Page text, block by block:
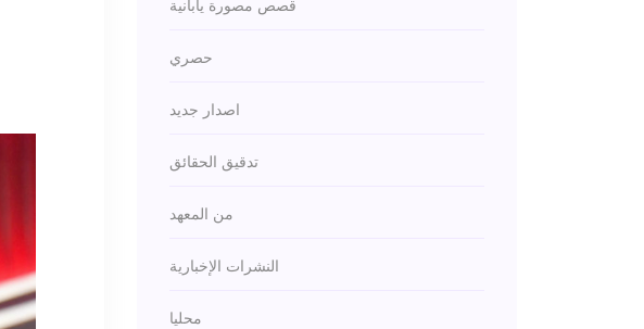
قصص مصورة يابانية
حصري
اصدار جديد
تدقيق الحقائق
من المعهد
النشرات الإخبارية
محليا